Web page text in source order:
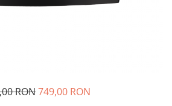
RON749,00 RON